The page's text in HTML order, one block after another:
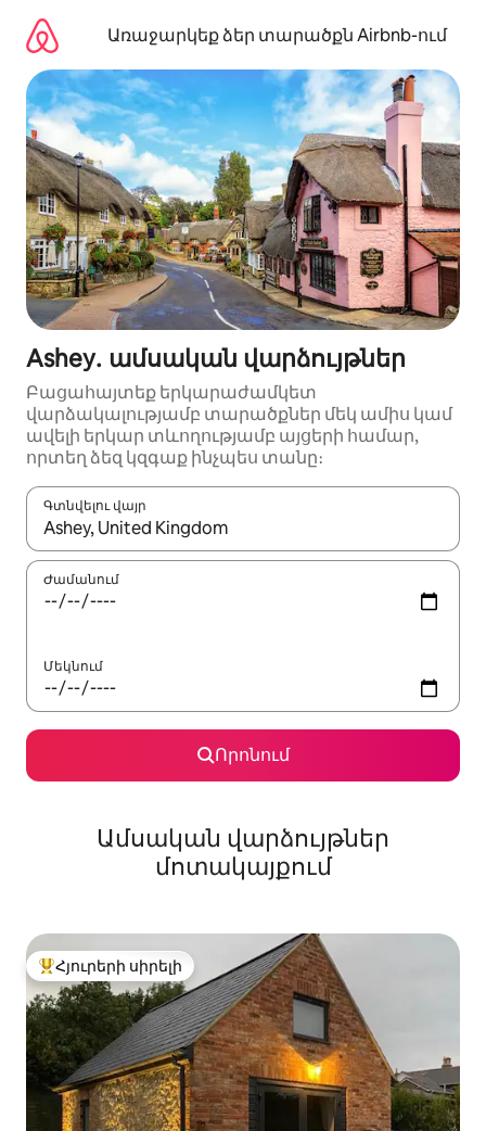
բովանդակությանըԱռաջարկեք ձեր տարածքն Airbnb-ում
Ashey․ ամսական վարձույթներ
Բացահայտեք երկարաժամկետ
վարձակալությամբ տարածքներ մեկ ամիս կամ
ավելի երկար տևողությամբ այցերի համար,
որտեղ ձեզ կզգաք ինչպես տանը։
Գտնվելու վայր
Երբ արդյունքները հասանելի լինեն, սլաքների
Ժամանում
Մեկնում
Որոնում
Ամսական վարձույթներ
մոտակայքում
Հյուրերի սիրելի լավագույն տները
Հյուրերի սիրելի